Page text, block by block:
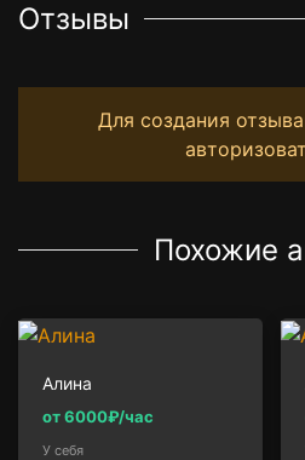
Отзывы
Для создания
Похожие
Алина
от 6000₽/час
У себя